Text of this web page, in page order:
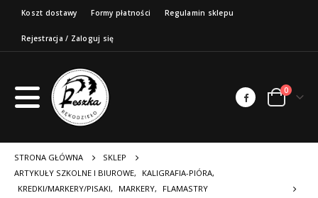
Koszt dostawy Formy płatności Regulamin sklepu
Rejestracja / Zaloguj się
0
STRONA GŁÓWNA
SKLEP
ARTYKUŁY SZKOLNE I BIUROWE, KALIGRAFIA-PIÓRA,
KREDKI/MARKERY/PISAKI, MARKERY,
FLAMASTRY